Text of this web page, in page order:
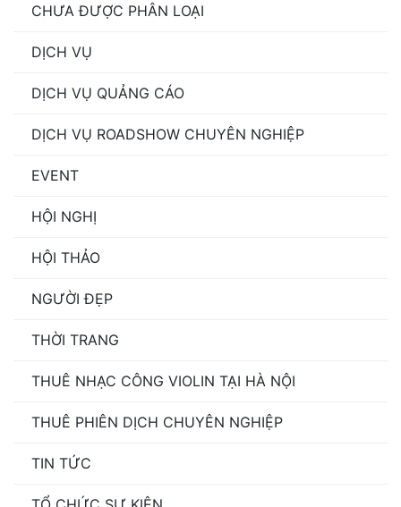
CHƯA ĐƯỢC PHÂN LOẠI
DỊCH VỤ
DỊCH VỤ QUẢNG CÁO
DỊCH VỤ ROADSHOW CHUYÊN NGHIỆP
EVENT
HỘI NGHỊ
HỘI THẢO
NGƯỜI ĐẸP
THỜI TRANG
THUÊ NHẠC CÔNG VIOLIN TẠI HÀ NỘI
THUÊ PHIÊN DỊCH CHUYÊN NGHIỆP
TIN TỨC